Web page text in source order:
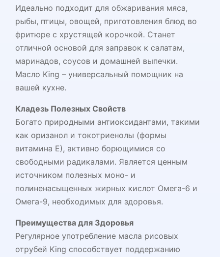
Идеально подходит для обжаривания мяса,
рыбы, птицы, овощей, приготовления блюд во
фритюре с хрустящей корочкой. Станет
отличной основой для заправок к салатам,
маринадов, соусов и домашней выпечки.
Масло King – универсальный помощник на
вашей кухне.
Кладезь Полезных Свойств
Богато природными антиоксидантами, такими
как оризанол и токотриенолы (формы
витамина Е), активно борющимися со
свободными радикалами. Является ценным
источником полезных моно- и
полиненасыщенных жирных кислот Омега-6 и
Омега-9, необходимых для здоровья.
Преимущества для Здоровья
Регулярное употребление масла рисовых
отрубей King способствует поддержанию